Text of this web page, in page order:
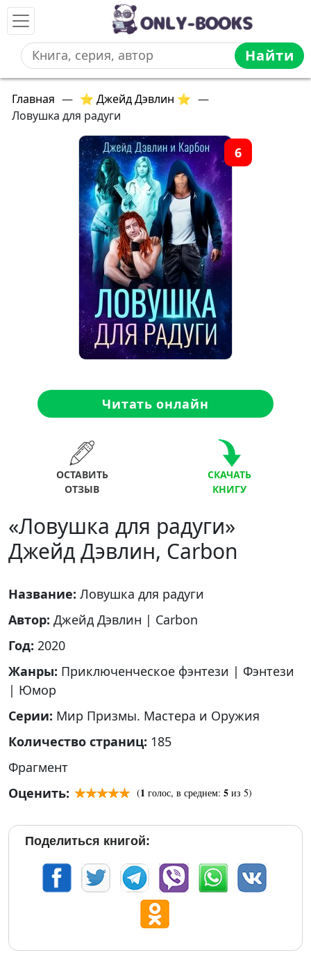
Найти
Главная — ⭐ Джейд Дэвлин ⭐ —
Ловушка для радуги
6
Читать онлайн
ОСТАВИТЬ
ОТЗЫВ
СКАЧАТЬ
КНИГУ
«Ловушка для радуги»
Джейд Дэвлин, Carbon
Название: Ловушка для радуги
Автор: Джейд Дэвлин | Carbon
Год: 2020
Жанры: Приключенческое фэнтези | Фэнтези
| Юмор
Серии: Мир Призмы. Мастера и Оружия
Количество страниц: 185
Фрагмент
Оценить:
(1 голос, в среднем: 5 из 5)
Поделиться книгой: